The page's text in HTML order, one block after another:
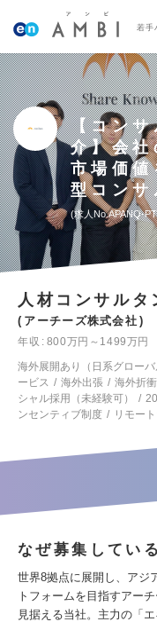
若手
【コン
介】会
市場価
型コン
求人No.APANQ-
人材コンサルタ
アーチーズ株式会社
年収
800万円～1499万円
海外展開あり（日系グローバ
ービス
海外出張 海外折衝
シャル採用（未経験可）
ンセンティブ制度
リモー
なぜ募集してい
世界8拠点に展開し、アジ
トフォームを目指すアー
見据える当社。主力の「